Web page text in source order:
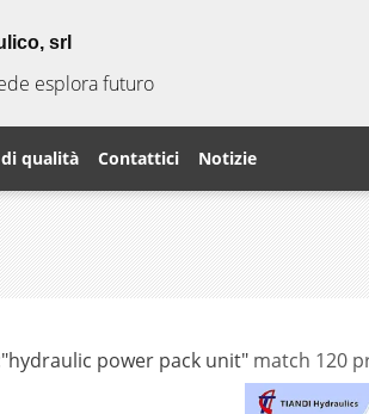
srl
esplora futuro
qualità Contattici Notizie
"hydraulic power pack unit" match 120